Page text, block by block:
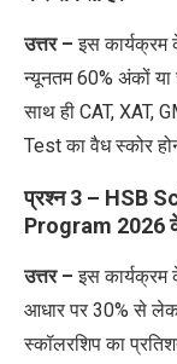
उत्तर –इस कार्यक्रम
न्यूनतम60% अंकों या
साथ ही CAT, XAT,
Testका वैध स्कोर
प्रश्न 3 – HSB
Program 2026 के
उत्तर –इस कार्यक्रम
आधार पर 30%से
स्कॉलरशिप का